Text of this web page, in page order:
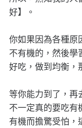
好】。
你如果因為各種原
不有機的，然後學
好吃，做到均衡，
等你能力到了，再
不一定真的要吃有
有機而擔驚受怕，